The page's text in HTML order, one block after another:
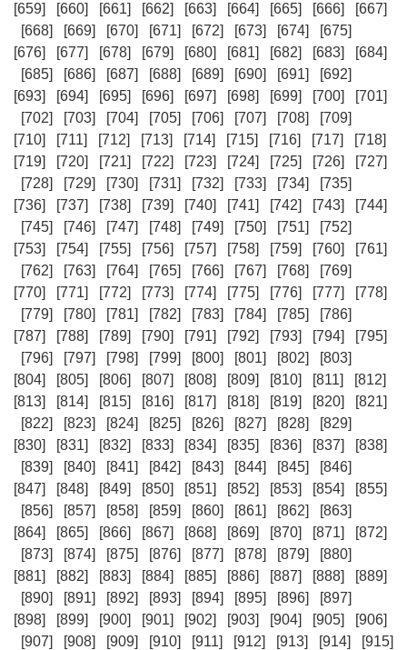
[659]
[660] [661] [662] [663] [664] [665] [666]
[667]
[668]
[669] [670] [671] [672] [673] [674]
[675]
[676]
[677] [678] [679] [680] [681] [682] [683]
[684]
[685]
[686] [687] [688] [689] [690] [691]
[692]
[693]
[694] [695] [696] [697] [698] [699] [700]
[701]
[702]
[703] [704] [705] [706] [707] [708]
[709]
[710]
[711] [712] [713] [714] [715] [716] [717]
[718]
[719]
[720] [721] [722] [723] [724] [725] [726]
[727]
[728]
[729] [730] [731] [732] [733] [734]
[735]
[736]
[737] [738] [739] [740] [741] [742] [743]
[744]
[745]
[746] [747] [748] [749] [750] [751]
[752]
[753]
[754] [755] [756] [757] [758] [759] [760]
[761]
[762]
[763] [764] [765] [766] [767] [768]
[769]
[770]
[771] [772] [773] [774] [775] [776] [777]
[778]
[779]
[780] [781] [782] [783] [784] [785]
[786]
[787]
[788] [789] [790] [791] [792] [793] [794]
[795]
[796]
[797] [798] [799] [800] [801] [802]
[803]
[804]
[805] [806] [807] [808] [809] [810] [811]
[812]
[813]
[814] [815] [816] [817] [818] [819] [820]
[821]
[822]
[823] [824] [825] [826] [827] [828]
[829]
[830]
[831] [832] [833] [834] [835] [836] [837]
[838]
[839]
[840] [841] [842] [843] [844] [845]
[846]
[847]
[848] [849] [850] [851] [852] [853] [854]
[855]
[856]
[857] [858] [859] [860] [861] [862]
[863]
[864]
[865] [866] [867] [868] [869] [870] [871]
[872]
[873]
[874] [875] [876] [877] [878] [879]
[880]
[881]
[882] [883] [884] [885] [886] [887] [888]
[889]
[890]
[891] [892] [893] [894] [895] [896]
[897]
[898]
[899] [900] [901] [902] [903] [904] [905]
[906]
[907]
[908] [909] [910] [911] [912] [913] [914] [915]